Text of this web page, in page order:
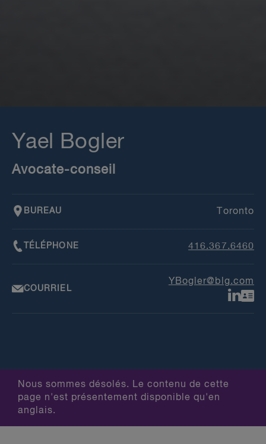
Yael Bogler
Avocate-conseil
BUREAU Toronto
TÉLÉPHONE 416.367.6460
COURRIEL
YBogler@blg.com
Nous sommes désolés. Le contenu de cette
page n'est présentement disponible qu'en
anglais.